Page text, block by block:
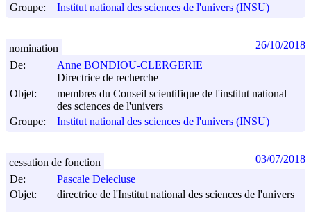
Groupe:
Institut national des sciences de l'univers (INSU)
De:
Anne BONDIOU-CLERGERIE
Directrice de recherche
Objet:
membres du Conseil scientifique de l'institut national
des sciences de l'univers
Groupe:
Institut national des sciences de l'univers (INSU)
nomination 26/10/2018
De:
Pascale Delecluse
Objet:
directrice de l'Institut national des sciences de l'univers
cessation de fonction 03/07/2018